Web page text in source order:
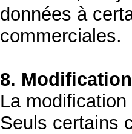
données à
commerciales.
8.
La
Seuls certains